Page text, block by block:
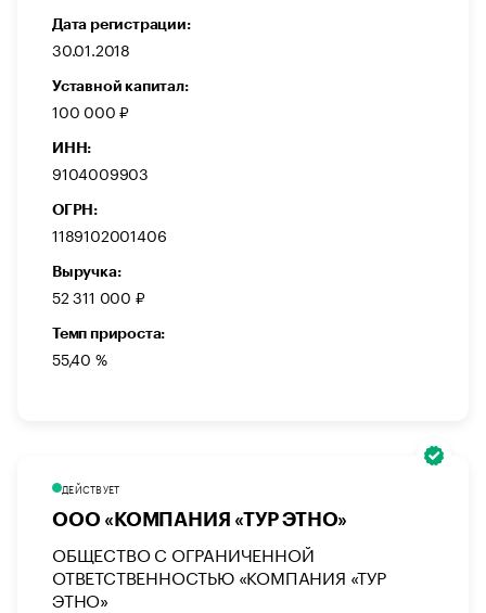
Дата регистрации:
30.01.2018
Уставной капитал:
100 000 ₽
ИНН:
9104009903
ОГРН:
1189102001406
Выручка:
52 311 000 ₽
Темп прироста:
55,40 %
ДЕЙСТВУЕТ
ООО «КОМПАНИЯ «ТУР ЭТНО»
ОБЩЕСТВО С ОГРАНИЧЕННОЙ
ОТВЕТСТВЕННОСТЬЮ «КОМПАНИЯ «ТУР
ЭТНО»